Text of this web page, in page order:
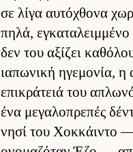
σε λίγα αυ­τόχθονα
πηλά,
δεν του αξίζει
ια­πωνική ηγεμονία, η
επικράτειά του
ένα μεγαλοπρεπές
νησί του Χοκ­κάι­ντο